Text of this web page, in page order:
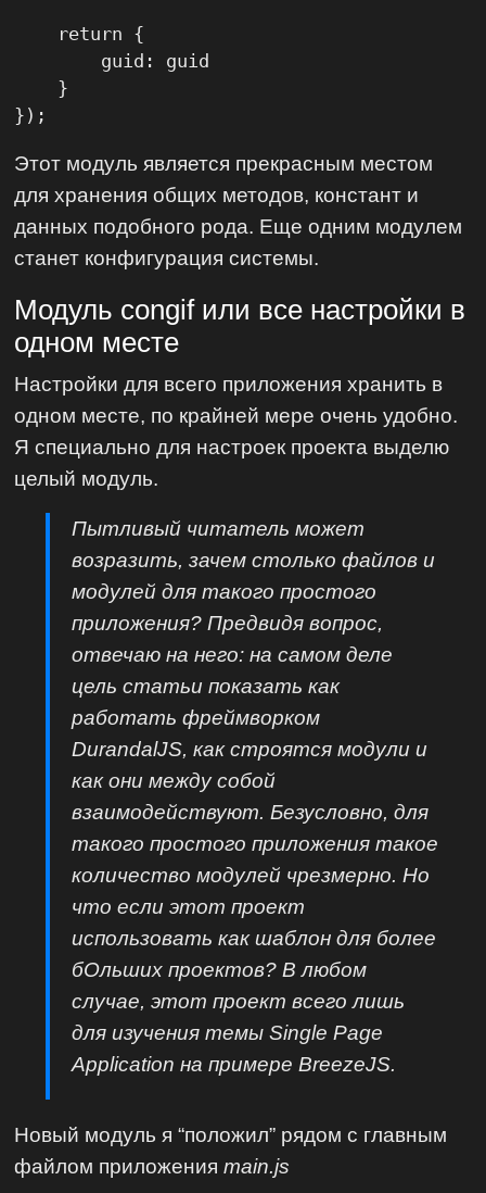
    return {
        guid: guid
    }
});
Этот модуль является прекрасным местом
для хранения общих методов, констант и
данных подобного рода. Еще одним модулем
станет конфигурация системы.
Модуль congif или все настройки в
одном месте
Настройки для всего приложения хранить в
одном месте, по крайней мере очень удобно.
Я специально для настроек проекта выделю
целый модуль.
Пытливый читатель может
возразить, зачем столько файлов и
модулей для такого простого
приложения? Предвидя вопрос,
отвечаю на него: на самом деле
цель статьи показать как
работать фреймворком
DurandalJS, как строятся модули и
как они между собой
взаимодействуют. Безусловно, для
такого простого приложения такое
количество модулей чрезмерно. Но
что если этот проект
использовать как шаблон для более
бОльших проектов? В любом
случае, этот проект всего лишь
для изучения темы Single Page
Application на примере BreezeJS.
Новый модуль я “положил” рядом с главным
файлом приложенияmain.js